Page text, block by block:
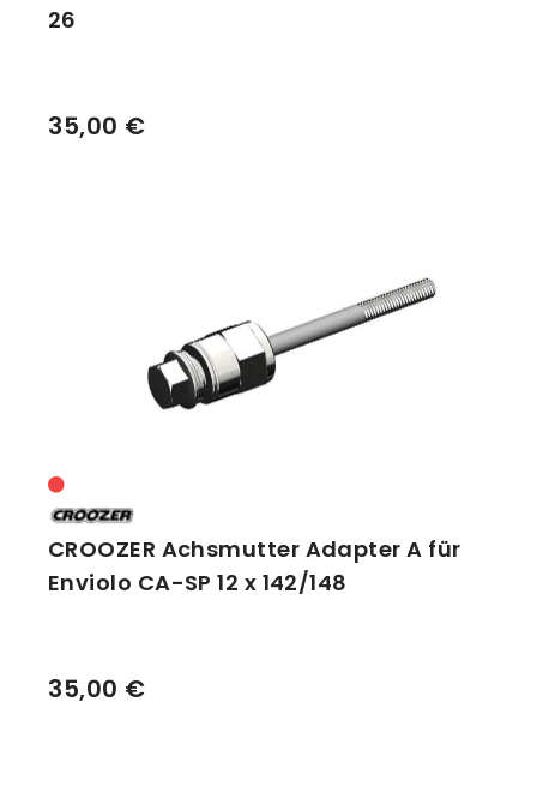
26
35,00 €
CROOZER Achsmutter Adapter A für
Enviolo CA-SP 12 x 142/148
35,00 €